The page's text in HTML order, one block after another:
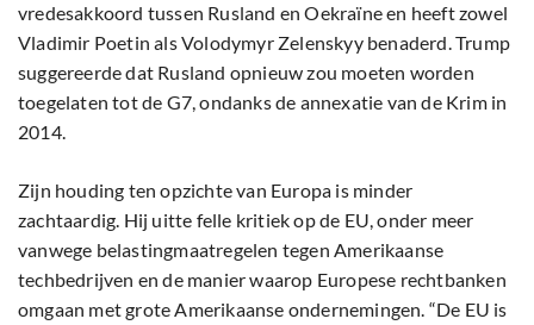
vredesakkoord tussen Rusland en Oekraïne en heeft zowel
Vladimir Poetin als Volodymyr Zelenskyy benaderd. Trump
suggereerde dat Rusland opnieuw zou moeten worden
toegelaten tot de G7, ondanks de annexatie van de Krim in
2014.
Zijn houding ten opzichte van Europa is minder
zachtaardig. Hij uitte felle kritiek op de EU, onder meer
vanwege belastingmaatregelen tegen Amerikaanse
techbedrijven en de manier waarop Europese rechtbanken
omgaan met grote Amerikaanse ondernemingen. “De EU is